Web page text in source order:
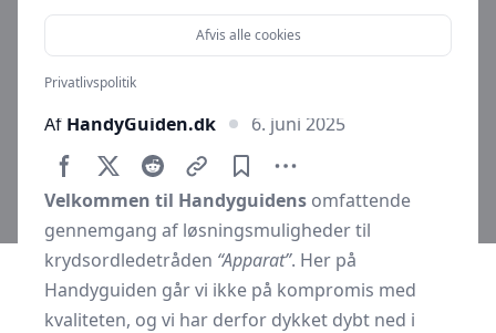
Af HandyGuiden.dk 6. juni 2025
Velkommen til Handyguidens omfattende
gennemgang af løsningsmuligheder til
krydsordledetråden “Apparat”. Her på
Handyguiden går vi ikke på kompromis med
kvaliteten, og vi har derfor dykket dybt ned i
Afvis alle cookies
Privatlivspolitik